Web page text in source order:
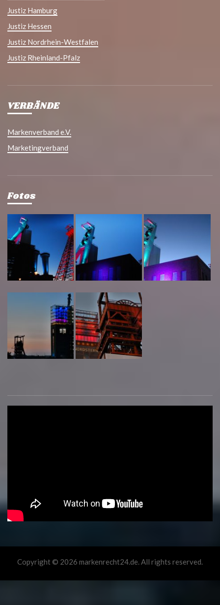
Justiz Hamburg
Justiz Hessen
Justiz Nordrhein-Westfalen
Justiz Rheinland-Pfalz
VERBÄNDE
Markenverband e.V.
Marketingverband
Fotos
Copyright © 2026 markenrecht24.de. All rights reserved.